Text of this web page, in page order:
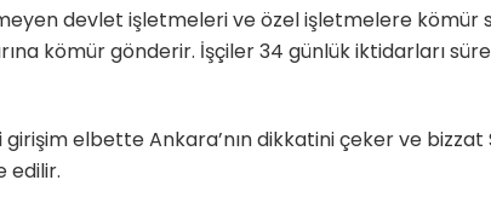
devlet işletmeleri ve özel işletmelere kömür
kömür gönderir. İşçiler 34 günlük iktidarları
elbette Ankara’nın dikkatini çeker ve bizzat
edilir.